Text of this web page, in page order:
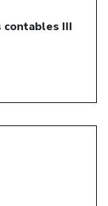
contables III